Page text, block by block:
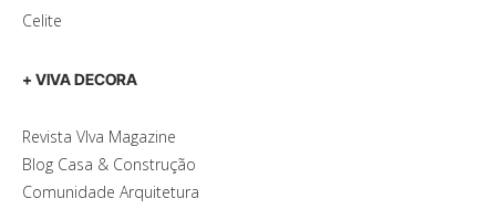
Celite
+ VIVA DECORA
Revista VIva Magazine
Blog Casa & Construção
Comunidade Arquitetura